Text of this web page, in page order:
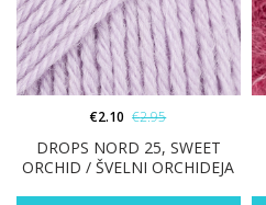
DROPS NORD 25, SWEET
ORCHID / ŠVELNI ORCHIDEJA
€2.10 €2.95